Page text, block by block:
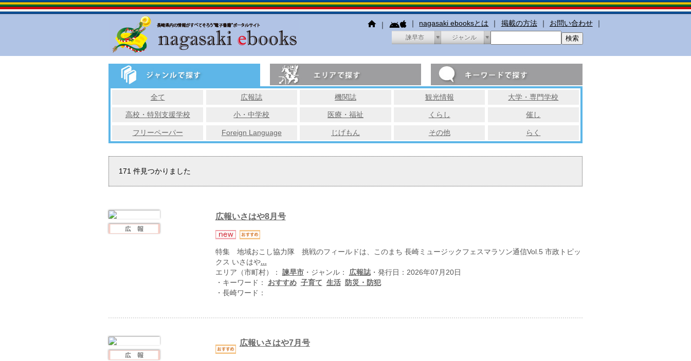
｜ ｜ nagasaki ebooksとは ｜ 掲載の方法 ｜ お問い合わせ ｜
諫早市 ジャンル
全て 広報誌 機関誌 観光情報 大学・専門学校
高校・特別支援学校 小・中学校 医療・福祉 くらし 催し
フリーペーパー Foreign Language じげもん その他 らく
171 件見つかりました
広報いさはや8月号
特集 地域おこし協力隊 挑戦のフィールドは、このまち 長崎ミュージックフェスマラソン通信Vol.5 市政トピッ
クス いさはや...
エリア（市町村）： 諫早市・ジャンル： 広報誌・発行日：2026年07月20日
・キーワード： おすすめ 子育て 生活
防災・防犯
・長崎ワード：
広報いさはや7月号